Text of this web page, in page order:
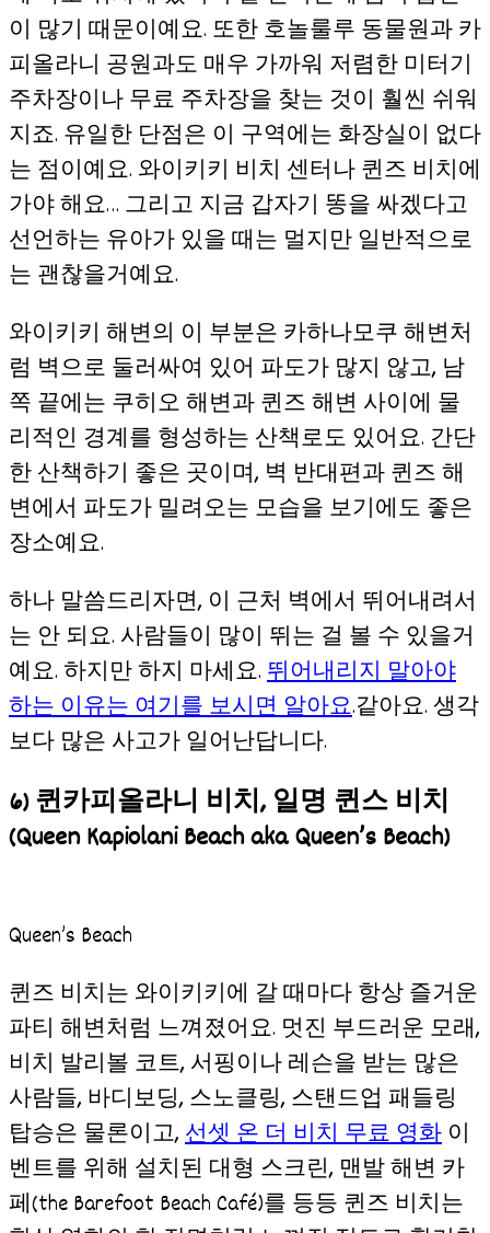
이 많기 때문이예요. 또한 호놀룰루 동물원과 카
피올라니 공원과도 매우 가까워 저렴한 미터기
주차장이나 무료 주차장을 찾는 것이 훨씬 쉬워
지죠. 유일한 단점은 이 구역에는 화장실이 없다
는 점이예요. 와이키키 비치 센터나 퀸즈 비치에
가야 해요… 그리고 지금 갑자기 똥을 싸겠다고
선언하는 유아가 있을 때는 멀지만 일반적으로
는 괜찮을거예요.
와이키키 해변의 이 부분은 카하나모쿠 해변처
럼 벽으로 둘러싸여 있어 파도가 많지 않고, 남
쪽 끝에는 쿠히오 해변과 퀸즈 해변 사이에 물
리적인 경계를 형성하는 산책로도 있어요. 간단
한 산책하기 좋은 곳이며, 벽 반대편과 퀸즈 해
변에서 파도가 밀려오는 모습을 보기에도 좋은
장소예요.
하나 말씀드리자면, 이 근처 벽에서 뛰어내려서
는 안 되요. 사람들이 많이 뛰는 걸 볼 수 있을거
예요. 하지만 하지 마세요. 뛰어내리지 말아야
하는 이유는 여기를 보시면 알아요.같아요. 생각
보다 많은 사고가 일어난답니다.
6) 퀸카피올라니 비치, 일명 퀸스 비치
(Queen Kapiolani Beach aka Queen’s Beach)
Queen’s Beach
퀸즈 비치는 와이키키에 갈 때마다 항상 즐거운
파티 해변처럼 느껴졌어요. 멋진 부드러운 모래,
비치 발리볼 코트, 서핑이나 레슨을 받는 많은
사람들, 바디보딩, 스노클링, 스탠드업 패들링
탑승은 물론이고, 선셋 온 더 비치 무료 영화 이
벤트를 위해 설치된 대형 스크린, 맨발 해변 카
페(the Barefoot Beach Café)를 등등 퀸즈 비치는